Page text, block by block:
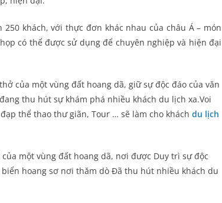
khách, với thực đơn khác nhau của châu Á – món
có thể được sử dụng để chuyên nghiệp và hiện đại
của một vùng đất hoang dã, giữ sự độc đáo của văn
thu hút sự khám phá nhiều khách du lịch xa.Voi
thể thao thư giãn, Tour … sẽ làm cho khách du lịch
một vùng đất hoang dã, nơi được Duy trì sự độc
hoang sơ nơi thăm dò Đã thu hút nhiều khách du